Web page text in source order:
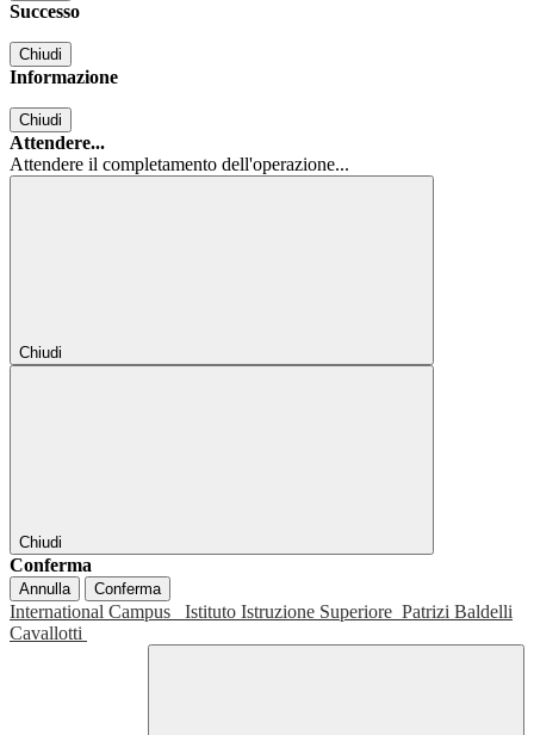
Successo
Chiudi
Informazione
Chiudi
Attendere...
Attendere il completamento dell'operazione...
Chiudi
Chiudi
Conferma
Annulla Conferma
International Campus Istituto Istruzione Superiore Patrizi Baldelli
Cavallotti